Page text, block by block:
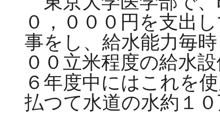
０，０００円を支出
事をし、給水能力毎
００立米程度の給水
６年度中にはこれを
払つて水道の水約１